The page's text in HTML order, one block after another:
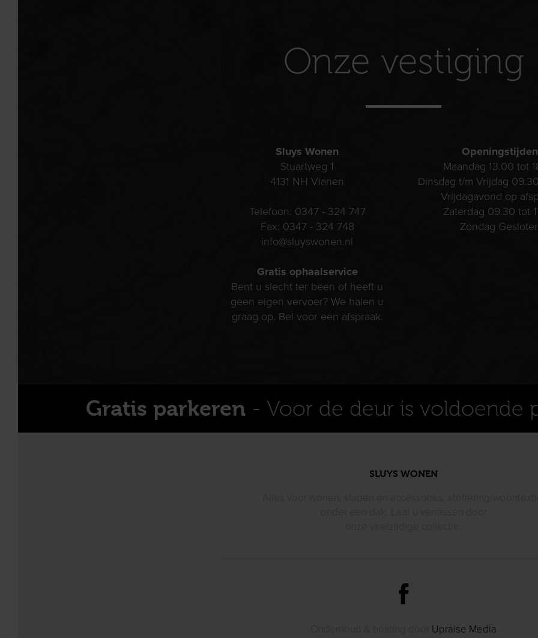
Onze vestiging
Sluys Wonen
Stuartweg 1
4131 NH Vianen
Telefoon: 0347 - 324 747
Fax: 0347 - 324 748
info@sluyswonen.nl
Gratis ophaalservice
Bent u slecht ter been of heeft u
geen eigen vervoer? We halen u
graag op. Bel voor een afspraak.
Openingstijden
Maandag 13.00 tot
Dinsdag t/m Vrijdag
Vrijdagavond op
Zaterdag 09.30 tot
Zondag
Gratis parkeren - Voor de deur is voldoende
SLUYS WONEN
Upraise Media